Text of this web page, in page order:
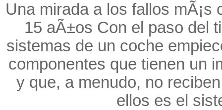
Una mirada a los fallos mÃ¡s
15 aÃ±os Con el paso del
sistemas de un coche
componentes que tienen un
y que, a menudo, no
ellos es el